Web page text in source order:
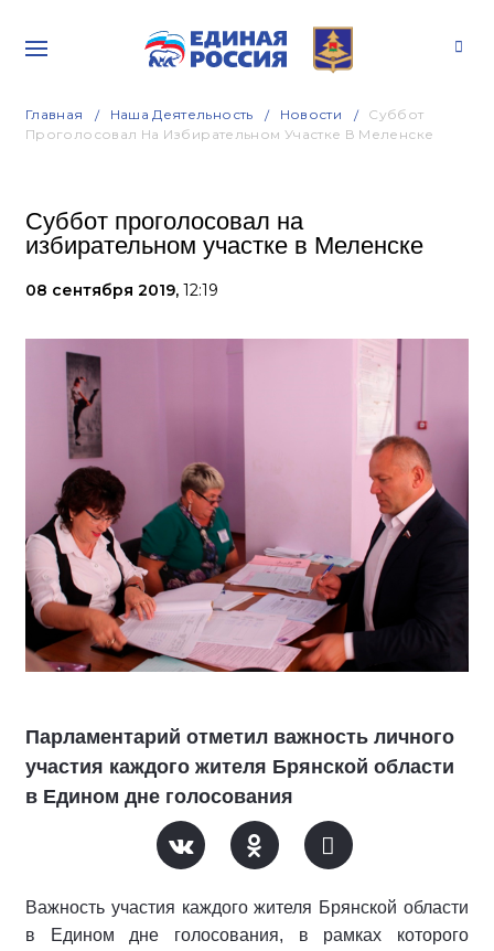
Главная Наша Деятельность Новости
Суббот
Проголосовал На Избирательном Участке В Меленске
Суббот проголосовал на
избирательном участке в Меленске
08 сентября 2019, 12:19
Парламентарий отметил важность личного
участия каждого жителя Брянской области
в Едином дне голосования
Важность участия каждого жителя Брянской области
в Едином дне голосования, в рамках которого